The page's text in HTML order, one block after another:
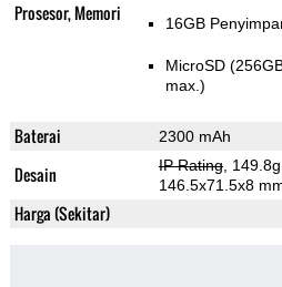
Prosesor, Memori 16GB
MicroSD
max.)
Baterai 2300 mAh
Desain IP Rating, 149.8g
146.5x71.5x8
Harga (Sekitar)